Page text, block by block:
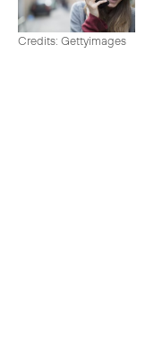
Credits: Gettyimages